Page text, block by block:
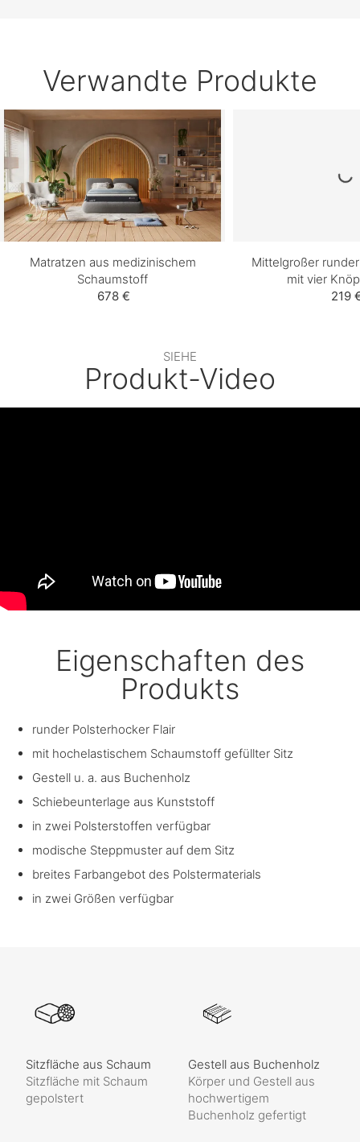
Verwandte Produkte
Matratzen aus medizinischem
Schaumstoff
678 €
Mittelgroßer
mit vier
219
SIEHE
Produkt-Video
Eigenschaften des
Produkts
runder Polsterhocker Flair
mit hochelastischem Schaumstoff gefüllter Sitz
Gestell u. a. aus Buchenholz
Schiebeunterlage aus Kunststoff
in zwei Polsterstoffen verfügbar
modische Steppmuster auf dem Sitz
breites Farbangebot des Polstermaterials
in zwei Größen verfügbar
Sitzfläche aus Schaum
Sitzfläche mit Schaum
gepolstert
Gestell aus Buchenholz
Körper und Gestell aus
hochwertigem
Buchenholz gefertigt